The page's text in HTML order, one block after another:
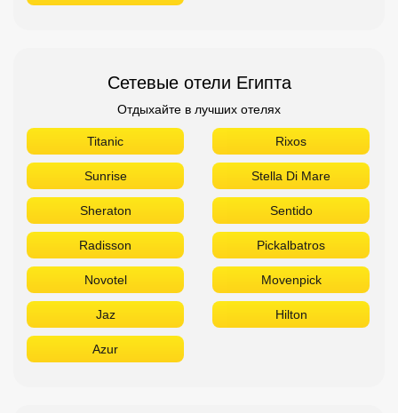
Сетевые отели Египта
Отдыхайте в лучших отелях
Titanic Rixos
Sunrise Stella Di Mare
Sheraton Sentido
Radisson Pickalbatros
Novotel Movenpick
Jaz Hilton
Azur